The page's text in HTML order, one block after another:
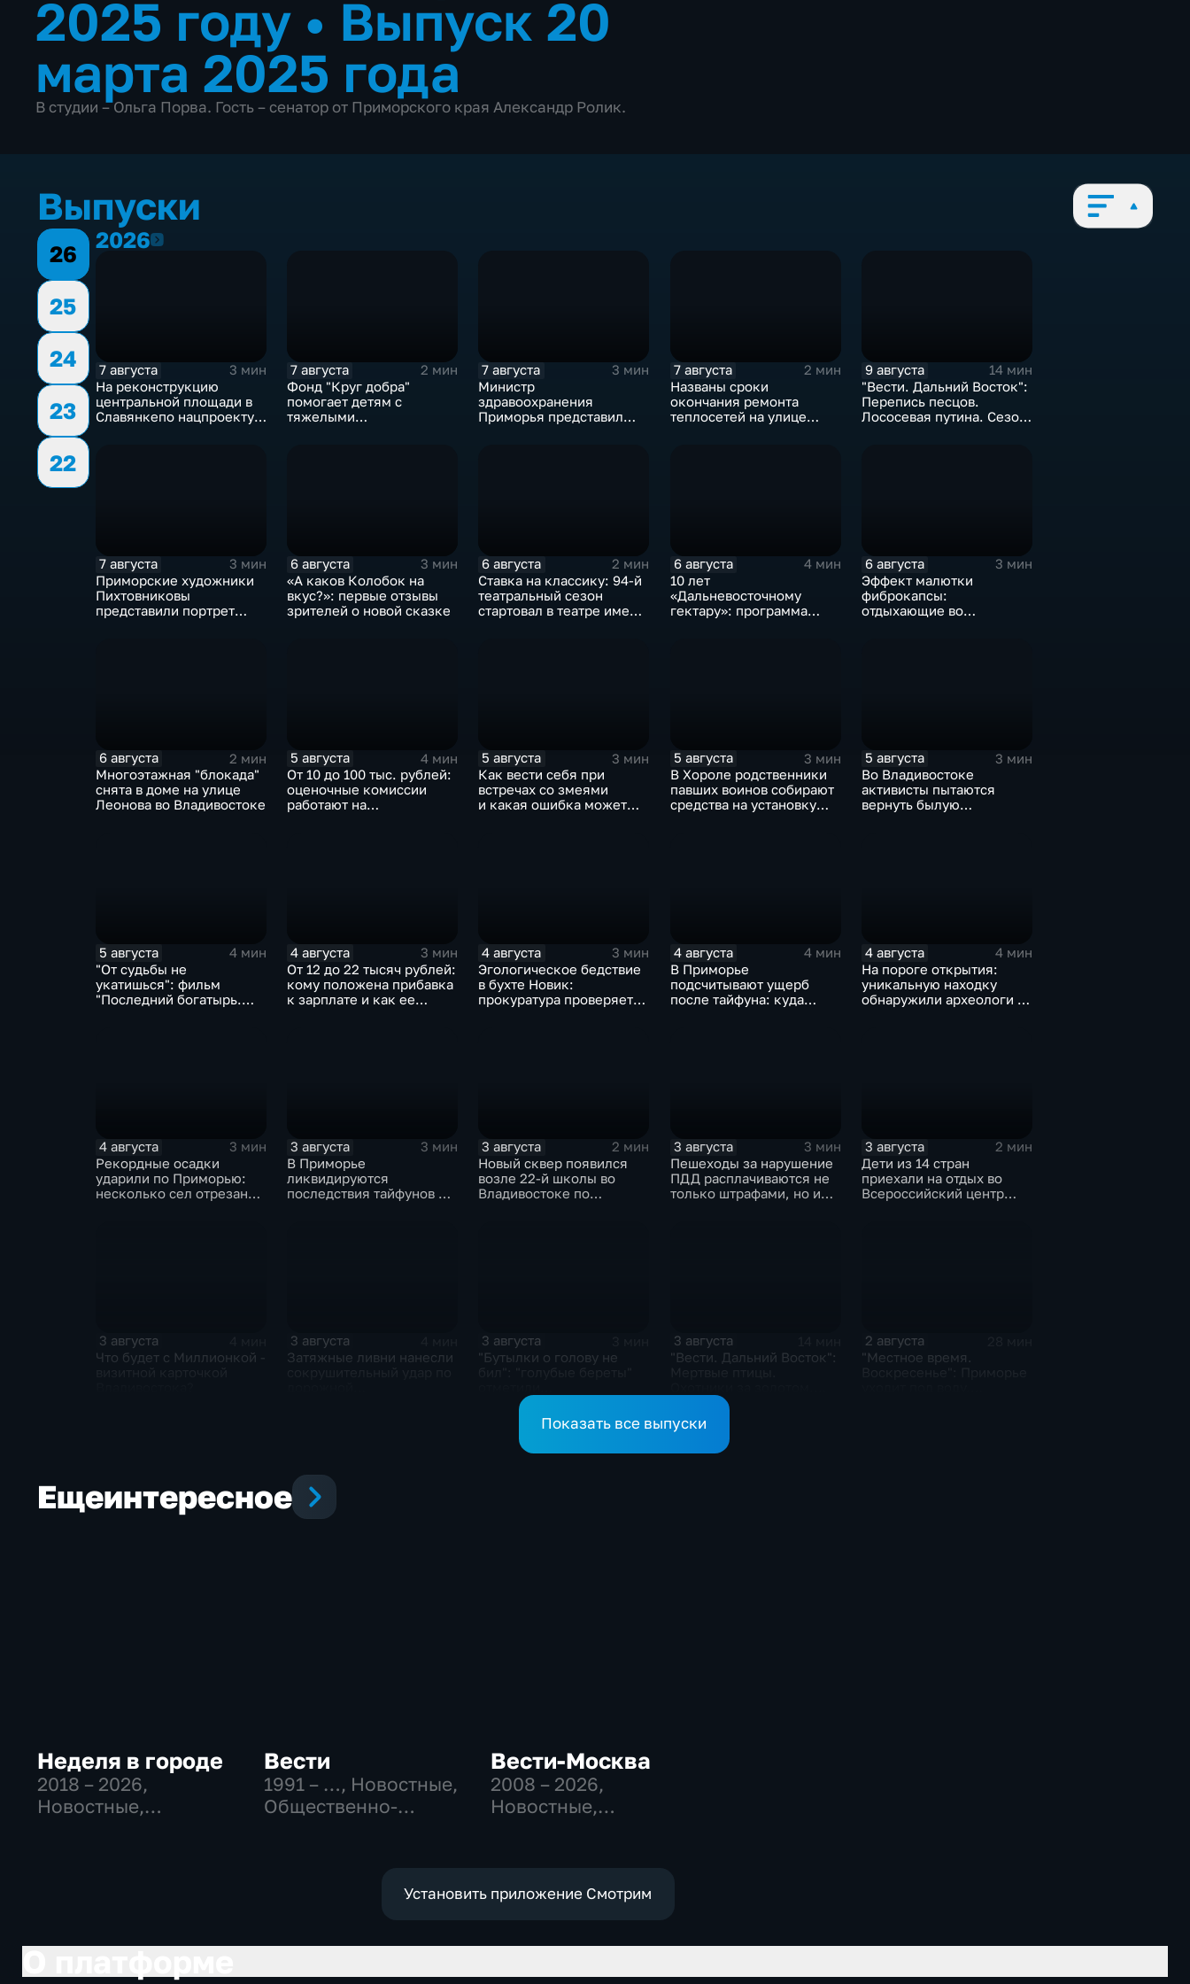
2025 году • Выпуск 20
марта 2025 года
В студии – Ольга Порва. Гость – сенатор от Приморского края Александр Ролик.
Выпуски
26
25
24
23
22
20262026
7 августа
3 мин
На реконструкцию
центральной площади в
Славянкепо нацпроекту
7 августа
2 мин
Фонд "Круг добра"
помогает детям с
тяжелыми
7 августа
3 мин
Министр
здравоохранения
Приморья представил
7 августа
2 мин
Названы сроки
окончания ремонта
теплосетей на улице
9 августа
14 мин
"Вести. Дальний Восток":
Перепись песцов.
Лососевая путина. Сезон
7 августа
3 мин
Приморские художники
Пихтовниковы
представили портрет
6 августа
3 мин
«А каков Колобок на
вкус?»: первые отзывы
зрителей о новой сказке
6 августа
2 мин
Ставка на классику: 94-й
театральный сезон
стартовал в театре имени
6 августа
4 мин
10 лет
«Дальневосточному
гектару»: программа
6 августа
3 мин
Эффект малютки
фиброкапсы:
отдыхающие во
6 августа
2 мин
Многоэтажная "блокада"
снята в доме на улице
Леонова во Владивостоке
5 августа
4 мин
От 10 до 100 тыс. рублей:
оценочные комиссии
работают на
5 августа
3 мин
Как вести себя при
встречах со змеями
и какая ошибка может
5 августа
3 мин
В Хороле родственники
павших воинов собирают
средства на установку
5 августа
3 мин
Во Владивостоке
активисты пытаются
вернуть былую
5 августа
4 мин
"От судьбы не
укатишься": фильм
"Последний богатырь.
4 августа
3 мин
От 12 до 22 тысяч рублей:
кому положена прибавка
к зарплате и как ее
4 августа
3 мин
Эгологическое бедствие
в бухте Новик:
прокуратура проверяет
4 августа
4 мин
В Приморье
подсчитывают ущерб
после тайфуна: куда
4 августа
4 мин
На пороге открытия:
уникальную находку
обнаружили археологи на
4 августа
3 мин
Рекордные осадки
ударили по Приморью:
несколько сел отрезано
3 августа
3 мин
В Приморье
ликвидируются
последствия тайфунов и
3 августа
2 мин
Новый сквер появился
возле 22-й школы во
Владивостоке по
3 августа
3 мин
Пешеходы за нарушение
ПДД расплачиваются не
только штрафами, но и
3 августа
2 мин
Дети из 14 стран
приехали на отдых во
Всероссийский центр
3 августа
Что будет с Миллионкой -
3 августа
Затяжные ливни нанесли
3 августа
"Бутылки о голову не
профессиональный
3 августа
"Вести. Дальний Восток":
Реки выходят из берегов
2 августа
"Местное время.
Показать все выпуски
Ещеинтересное
Неделя в городе
2018 – 2026,
Новостные,
Вести
1991 – …, Новостные,
Общественно-
Вести-Москва
2008 – 2026,
Новостные,
экономические
Установить приложение Смотрим